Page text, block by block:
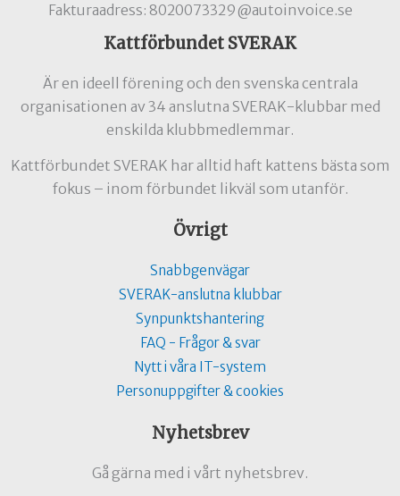
Fakturaadress: 8020073329@autoinvoice.se
Kattförbundet SVERAK
Är en ideell förening och den svenska centrala
organisationen av 34 anslutna SVERAK-klubbar med
enskilda klubbmedlemmar.
Kattförbundet SVERAK har alltid haft kattens bästa som
fokus – inom förbundet likväl som utanför.
Övrigt
Snabbgenvägar
SVERAK-anslutna klubbar
Synpunktshantering
FAQ - Frågor & svar
Nytt i våra IT-system
Personuppgifter & cookies
Nyhetsbrev
Gå gärna med i vårt nyhetsbrev.